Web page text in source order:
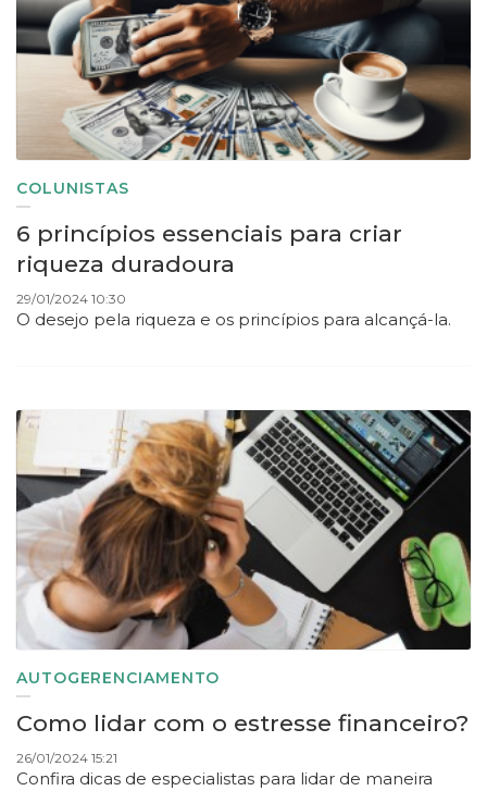
COLUNISTAS
6 princípios essenciais para criar
riqueza duradoura
29/01/2024 10:30
O desejo pela riqueza e os princípios para alcançá-la.
AUTOGERENCIAMENTO
Como lidar com o estresse financeiro?
26/01/2024 15:21
Confira dicas de especialistas para lidar de maneira